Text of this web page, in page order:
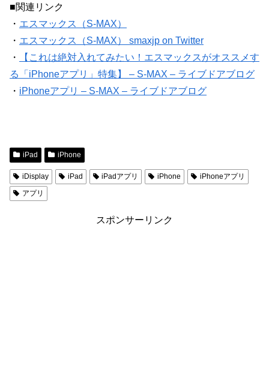
■関連リンク
・ エスマックス（S-MAX）
・ エスマックス（S-MAX） smaxjp on Twitter
・
【これは絶対入れてみたい！エスマックスがオススメす
る「iPhoneアプリ」特集】 – S-MAX – ライブドアブログ
・ iPhoneアプリ – S-MAX – ライブドアブログ
iPad iPhone
iDisplay iPad iPadアプリ iPhone
iPhoneアプリ
アプリ
スポンサーリンク